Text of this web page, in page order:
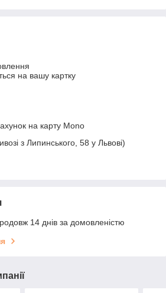
на вашу картку
на карту Mono
з Липинського, 58 у Львові)
14 днів за домовленістю